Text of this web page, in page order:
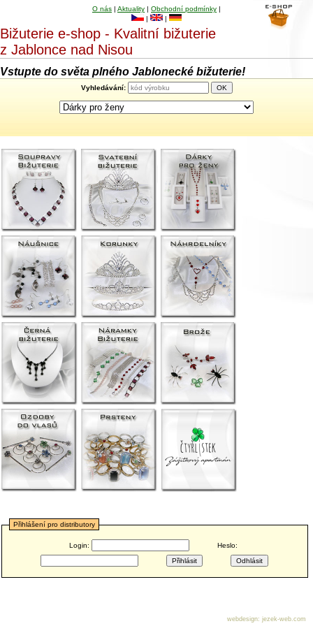
O nás | Aktuality | Obchodní podmínky |
|
|
Bižuterie e-shop - Kvalitní bižuterie
z Jablonce nad Nisou
Vstupte do světa plného Jablonecké bižuterie!
Vyhledávání:
Přihlášení pro distributory
Login: Heslo:
webdesign: jezek-web.com